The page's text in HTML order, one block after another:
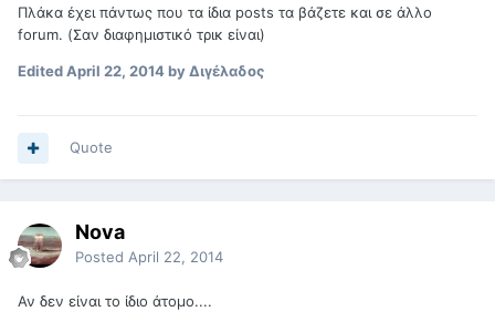
Πλάκα έχει πάντως που τα ίδια posts τα βάζετε και σε άλλο
forum. (Σαν διαφημιστικό τρικ είναι)
EditedApril 22, 2014by Διγέλαδος
Quote
Nova
Posted April 22, 2014
Αν δεν είναι το ίδιο άτομο....